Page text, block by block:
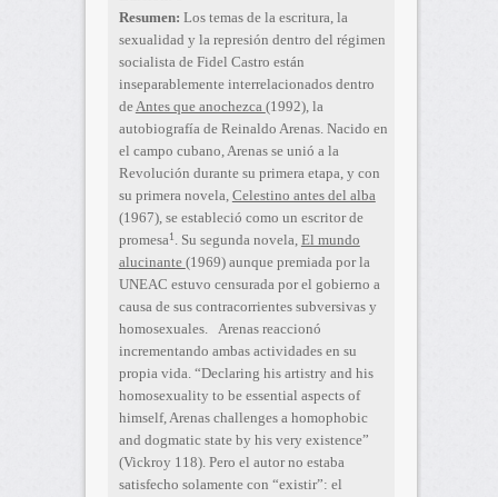
Resumen: Los temas de la escritura, la
sexualidad y la represión dentro del régimen
socialista de Fidel Castro están
inseparablemente interrelacionados dentro
deAntes que anochezca (1992), la
autobiografía de Reinaldo Arenas. Nacido en
el campo cubano, Arenas se unió a la
Revolución durante su primera etapa, y con
su primera novela, Celestino antes del alba
(1967), se estableció como un escritor de
promesa1 . Su segunda novela, El mundo
alucinante (1969) aunque premiada por la
UNEAC estuvo censurada por el gobierno a
causa de sus contracorrientes subversivas y
homosexuales.
Arenas reaccionó
incrementando ambas actividades en su
propia vida. “Declaring his artistry and his
homosexuality to be essential aspects of
himself, Arenas challenges a homophobic
and dogmatic state by his very existence”
(Vickroy 118). Pero el autor no estaba
satisfecho solamente con “existir”: el